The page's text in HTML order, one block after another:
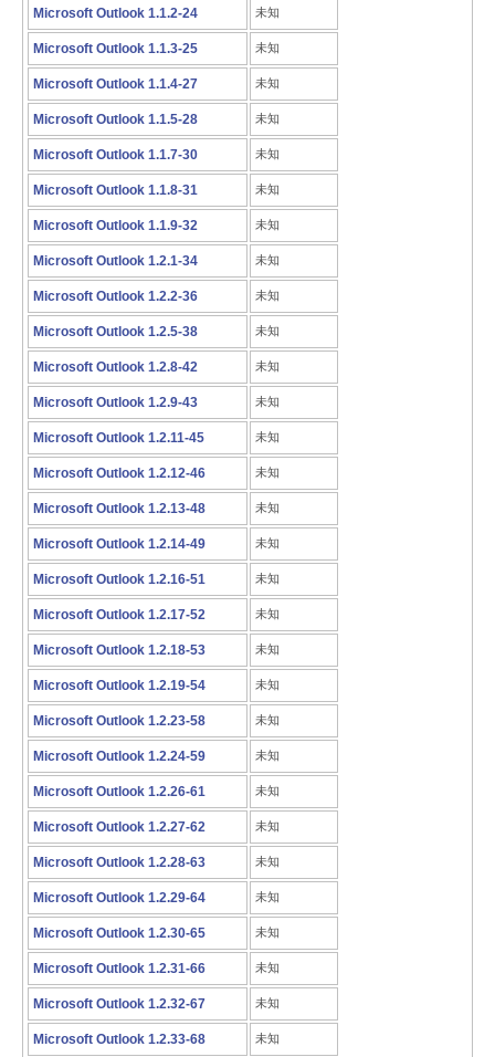
Microsoft Outlook 1.1.2-24 未知
Microsoft Outlook 1.1.3-25 未知
Microsoft Outlook 1.1.4-27 未知
Microsoft Outlook 1.1.5-28 未知
Microsoft Outlook 1.1.7-30 未知
Microsoft Outlook 1.1.8-31 未知
Microsoft Outlook 1.1.9-32 未知
Microsoft Outlook 1.2.1-34 未知
Microsoft Outlook 1.2.2-36 未知
Microsoft Outlook 1.2.5-38 未知
Microsoft Outlook 1.2.8-42 未知
Microsoft Outlook 1.2.9-43 未知
Microsoft Outlook 1.2.11-45 未知
Microsoft Outlook 1.2.12-46 未知
Microsoft Outlook 1.2.13-48 未知
Microsoft Outlook 1.2.14-49 未知
Microsoft Outlook 1.2.16-51 未知
Microsoft Outlook 1.2.17-52 未知
Microsoft Outlook 1.2.18-53 未知
Microsoft Outlook 1.2.19-54 未知
Microsoft Outlook 1.2.23-58 未知
Microsoft Outlook 1.2.24-59 未知
Microsoft Outlook 1.2.26-61 未知
Microsoft Outlook 1.2.27-62 未知
Microsoft Outlook 1.2.28-63 未知
Microsoft Outlook 1.2.29-64 未知
Microsoft Outlook 1.2.30-65 未知
Microsoft Outlook 1.2.31-66 未知
Microsoft Outlook 1.2.32-67 未知
Microsoft Outlook 1.2.33-68 未知